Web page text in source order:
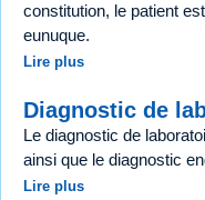
constitution, le patient
eunuque.
Lire plus
Diagnostic de
Le diagnostic de
ainsi que le diagnostic
Lire plus